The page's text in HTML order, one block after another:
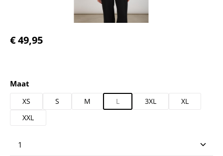
Normale prijs:
€ 49,95
Selecteer
Maat
XS S M L 3XL
XL
XXL
Producthoeveelheid: Voer de gewenste